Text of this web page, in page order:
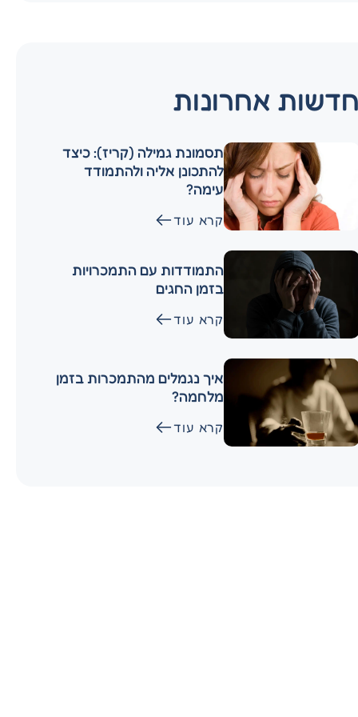
אחרונות
תסמונת גמילה (קריז): כיצד
להתכונן אליה ולהתמודד
עימה?
קרא עוד
התמודדות עם התמכרויות
בזמן החגים
קרא עוד
איך נגמלים מהתמכרות בזמן
מלחמה?
קרא עוד